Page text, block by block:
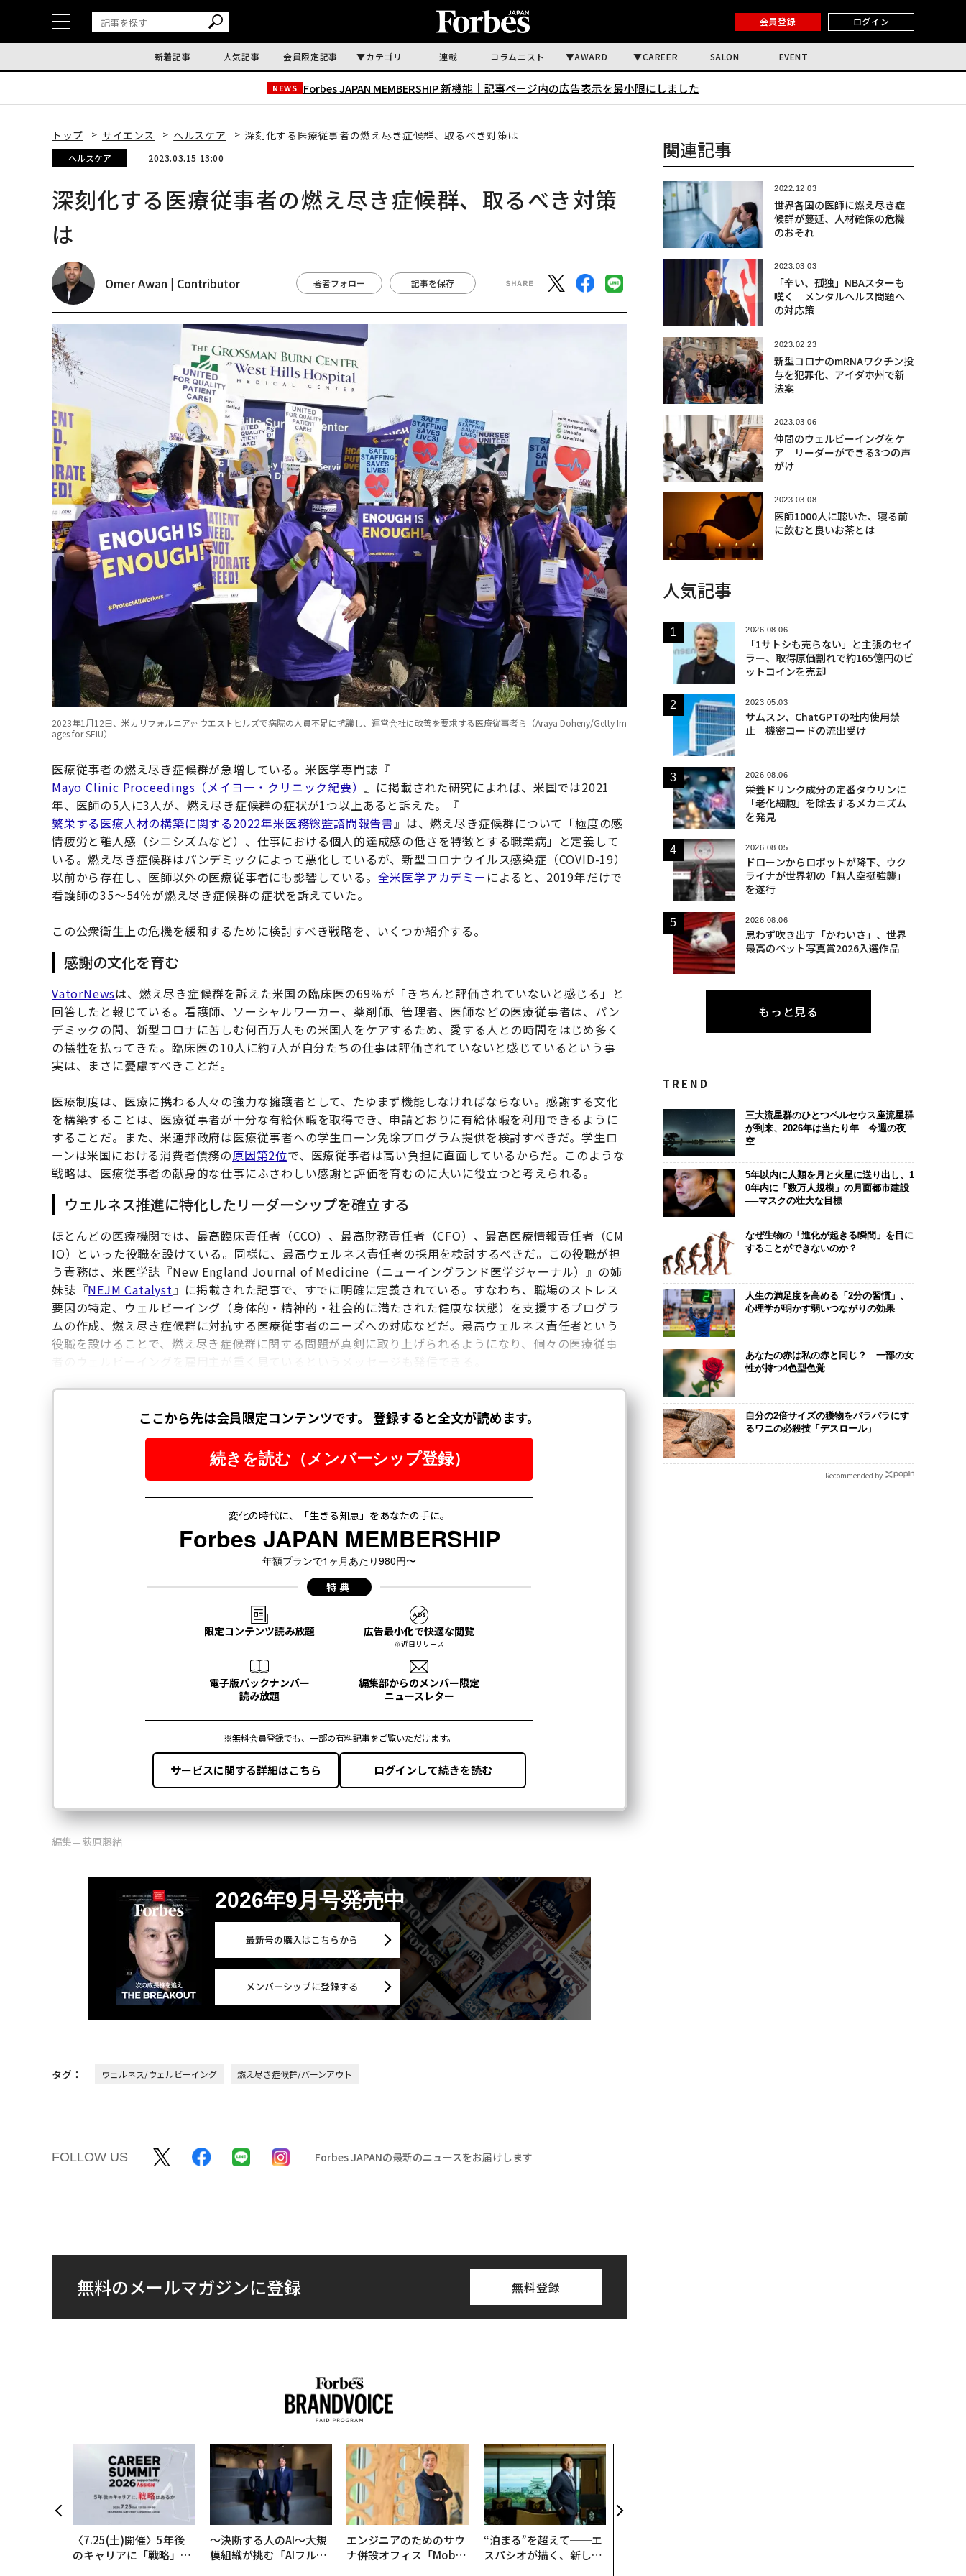
会員登録 ログイン
新着記事 人気記事 会員限定記事 カテゴリ 連載 コラムニスト AWARD CAREER SALON EVENT
NEWS Forbes JAPAN MEMBERSHIP 新機能｜ 記事ページ内の広告表示を最小限にしました
トップ サイエンス ヘルスケア 深刻化する医療従事者の燃え尽き症候群、取るべき対策は
ヘルスケア 2023.03.15 13:00
深刻化する医療従事者の燃え尽き症候群、取るべき対策
は
Omer Awan | Contributor 著者フォロー 記事を保存
2023年1月12日、米カリフォルニア州ウエストヒルズで病院の人員不足に抗議し、運営会社に改善を要求する医療従事者ら（Araya Doheny/Getty Im
ages for SEIU）
医療従事者の燃え尽き症候群が急増している。米医学専門誌『
Mayo Clinic Proceedings（メイヨー・クリニック紀要） 』に掲載された研究によれば、米国では2021
年、医師の5人に3人が、燃え尽き症候群の症状が1つ以上あると訴えた。『
繁栄する医療人材の構築に関する2022年米医務総監諮問報告書』は、燃え尽き症候群について「極度の感
情疲労と離人感（シニシズムなど）、仕事における個人的達成感の低さを特徴とする職業病」と定義して
いる。燃え尽き症候群はパンデミックによって悪化しているが、新型コロナウイルス感染症（COVID-19）
以前から存在し、医師以外の医療従事者にも影響している。 全米医学アカデミー によると、2019年だけで
看護師の35～54％が燃え尽き症候群の症状を訴えていた。
この公衆衛生上の危機を緩和するために検討すべき戦略を、いくつか紹介する。
感謝の文化を育む
VatorNewsは、燃え尽き症候群を訴えた米国の臨床医の69％が「きちんと評価されていないと感じる」と
回答したと報じている。看護師、ソーシャルワーカー、薬剤師、管理者、医師などの医療従事者は、パン
デミックの間、新型コロナに苦しむ何百万人もの米国人をケアするため、愛する人との時間をはじめ多く
の犠牲を払ってきた。臨床医の10人に約7人が自分たちの仕事は評価されていないと感じているという事
実は、まさに憂慮すべきことだ。
医療制度は、医療に携わる人々の強力な擁護者として、たゆまず機能しなければならない。感謝する文化
を構築することは、医療従事者が十分な有給休暇を取得でき、申請どおりに有給休暇を利用できるように
することだ。また、米連邦政府は医療従事者への学生ローン免除プログラム提供を検討すべきだ。学生ロ
ーンは米国における消費者債務の原因第2位で、医療従事者は高い負担に直面しているからだ。このような
戦略は、医療従事者の献身的な仕事にふさわしい感謝と評価を育むのに大いに役立つと考えられる。
ウェルネス推進に特化したリーダーシップを確立する
ほとんどの医療機関では、最高臨床責任者（CCO）、最高財務責任者（CFO）、最高医療情報責任者（CM
IO）といった役職を設けている。同様に、最高ウェルネス責任者の採用を検討するべきだ。この役職が担
う責務は、米医学誌『New England Journal of Medicine（ニューイングランド医学ジャーナル）』の姉
妹誌『NEJM Catalyst』に掲載された記事で、すでに明確に定義されている。すなわち、職場のストレス
要因の特定、ウェルビーイング（身体的・精神的・社会的に満たされた健康な状態）を支援するプログラ
ムの作成、燃え尽き症候群に対抗する医療従事者のニーズへの対応などだ。最高ウェルネス責任者という
役職を設けることで、燃え尽き症候群に関する問題が真剣に取り上げられるようになり、個々の医療従事
編集＝荻原藤緒
2026年9月号発売中
最新号の購入はこちらから
メンバーシップに登録する
タグ： ウェルネス/ウェルビーイング 燃え尽き症候群/バーンアウト
FOLLOW US Forbes JAPANの最新のニュースをお届けします
無料のメールマガジンに登録 無料登録
〈7.25(土)開催〉5年後
のキャリアに「戦略」は
〜決断する人のAI〜大規
模組織が挑む「AIフル実
エンジニアのためのサウ
ナ併設オフィス「Mobiu
“泊まる”を超えて──エ
スパシオが描く、新しい
関連記事
2022.12.03
世界各国の医師に燃え尽き症
候群が蔓延、人材確保の危機
のおそれ
2023.03.03
「辛い、孤独」NBAスターも
嘆く メンタルヘルス問題へ
の対応策
2023.02.23
新型コロナのmRNAワクチン投
与を犯罪化、アイダホ州で新
法案
2023.03.06
仲間のウェルビーイングをケ
ア リーダーができる3つの声
がけ
2023.03.08
医師1000人に聴いた、寝る前
に飲むと良いお茶とは
人気記事
2026.08.06
「1サトシも売らない」と主張のセイ
ラー、取得原価割れで約165億円のビ
ットコインを売却
2023.05.03
サムスン、ChatGPTの社内使用禁
止 機密コードの流出受け
2026.08.06
栄養ドリンク成分の定番タウリンに
「老化細胞」を除去するメカニズム
を発見
2026.08.05
ドローンからロボットが降下、ウク
ライナが世界初の「無人空挺強襲」
を遂行
2026.08.06
思わず吹き出す「かわいさ」、世界
最高のペット写真賞2026入選作品
もっと見る
TREND
三大流星群のひとつペルセウス座流星群
が到来、2026年は当たり年 今週の夜
空
5年以内に人類を月と火星に送り出し、1
0年内に「数万人規模」の月面都市建設
──マスクの壮大な目標
なぜ生物の「進化が起きる瞬間」を目に
することができないのか？
人生の満足度を高める「2分の習慣」、
心理学が明かす弱いつながりの効果
あなたの赤は私の赤と同じ？ 一部の女
性が持つ4色型色覚
自分の2倍サイズの獲物をバラバラにす
るワニの必殺技「デスロール」
Recommended by